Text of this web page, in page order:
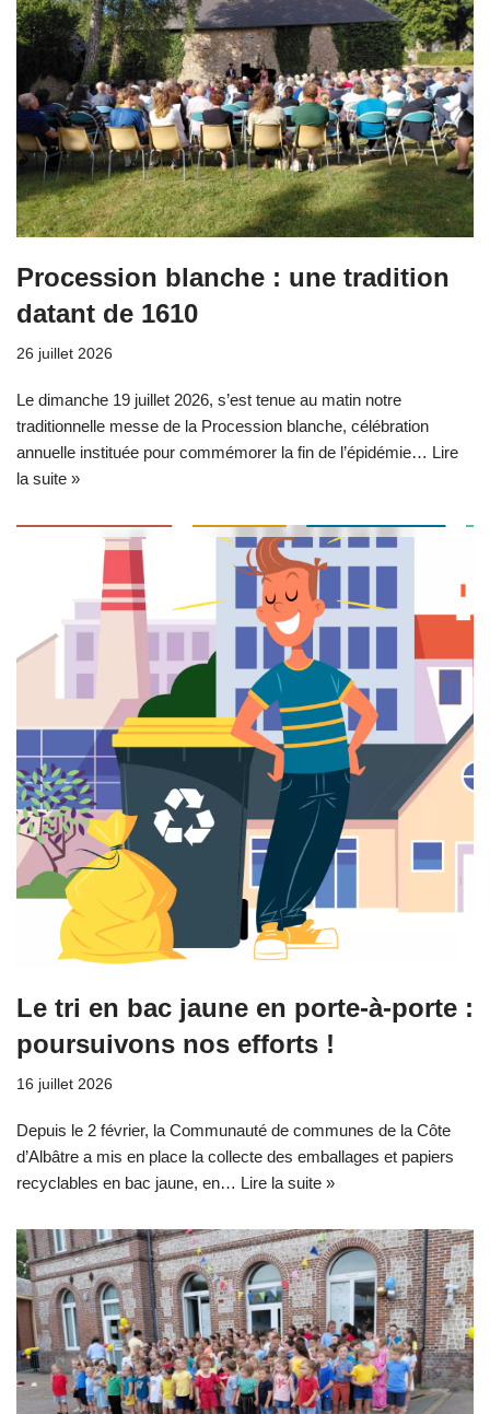
Procession blanche : une tradition
datant de 1610
26 juillet 2026
Le dimanche 19 juillet 2026, s’est tenue au matin notre
traditionnelle messe de la Procession blanche, célébration
annuelle instituée pour commémorer la fin de l’épidémie… Lire
la suite »
Le tri en bac jaune en porte-à-porte :
poursuivons nos efforts !
16 juillet 2026
Depuis le 2 février, la Communauté de communes de la Côte
d’Albâtre a mis en place la collecte des emballages et papiers
recyclables en bac jaune, en… Lire la suite »